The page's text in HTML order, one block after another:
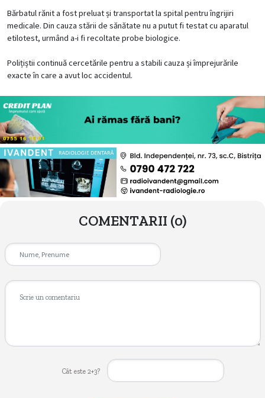
Bărbatul rănit a fost preluat și transportat la spital pentru îngrijiri
medicale. Din cauza stării de sănătate nu a putut fi testat cu aparatul
etilotest, urmând a-i fi recoltate probe biologice.
Polițiștii continuă cercetările pentru a stabili cauza și împrejurările
exacte în care a avut loc accidentul.
COMENTARII (0)
Cât este 2+3?